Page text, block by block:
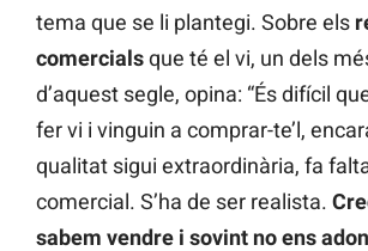
tema que se li plantegi. Sobre els
comercialsque té el vi, un dels
d’aquest segle, opina: “És difícil
fer vi i vinguin a comprar-te’l,
qualitat sigui extraordinària, fa
comercial. S’ha de ser realista.
sabem vendre i sovint no ens